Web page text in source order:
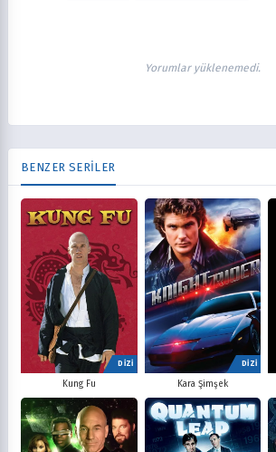
Yorumlar yüklenemedi.
BENZER SERİLER
DİZİ
Kung Fu
DİZİ
Kara Şimşek